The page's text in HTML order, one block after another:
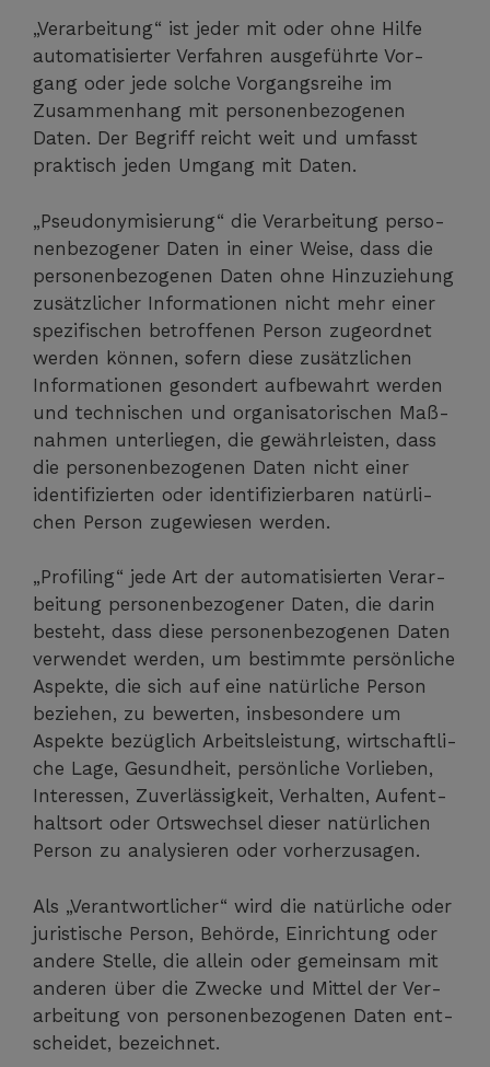
„Ver­ar­bei­tung“ ist jeder mit oder ohne Hil­fe
auto­ma­ti­sier­ter Ver­fah­ren aus­ge­führ­te Vor­
gang oder jede sol­che Vor­gangs­rei­he im
Zusam­men­hang mit per­so­nen­be­zo­ge­nen
Daten. Der Begriff reicht weit und umfasst
prak­tisch jeden Umgang mit Daten.
„Pseud­ony­mi­sie­rung“ die Ver­ar­bei­tung per­so­
nen­be­zo­ge­ner Daten in einer Wei­se, dass die
per­so­nen­be­zo­ge­nen Daten ohne Hin­zu­zie­hung
zusätz­li­cher Infor­ma­tio­nen nicht mehr einer
spe­zi­fi­schen betrof­fe­nen Per­son zuge­ord­net
wer­den kön­nen, sofern die­se zusätz­li­chen
Infor­ma­tio­nen geson­dert auf­be­wahrt wer­den
und tech­ni­schen und orga­ni­sa­to­ri­schen Maß­
nah­men unter­lie­gen, die gewähr­leis­ten, dass
die per­so­nen­be­zo­ge­nen Daten nicht einer
iden­ti­fi­zier­ten oder iden­ti­fi­zier­ba­ren natür­li­
chen Per­son zuge­wie­sen werden.
„Pro­fil­ing“ jede Art der auto­ma­ti­sier­ten Ver­ar­
bei­tung per­so­nen­be­zo­ge­ner Daten, die dar­in
besteht, dass die­se per­so­nen­be­zo­ge­nen Daten
ver­wen­det wer­den, um bestimm­te per­sön­li­che
Aspek­te, die sich auf eine natür­li­che Per­son
bezie­hen, zu bewer­ten, ins­be­son­de­re um
Aspek­te bezüg­lich Arbeits­leis­tung, wirt­schaft­li­
che Lage, Gesund­heit, per­sön­li­che Vor­lie­ben,
Inter­es­sen, Zuver­läs­sig­keit, Ver­hal­ten, Auf­ent­
halts­ort oder Orts­wech­sel die­ser natür­li­chen
Per­son zu ana­ly­sie­ren oder vorherzusagen.
Als „Ver­ant­wort­li­cher“ wird die natür­li­che oder
juris­ti­sche Per­son, Behör­de, Ein­rich­tung oder
ande­re Stel­le, die allein oder gemein­sam mit
ande­ren über die Zwe­cke und Mit­tel der Ver­
ar­bei­tung von per­so­nen­be­zo­ge­nen Daten ent­
schei­det, bezeichnet.